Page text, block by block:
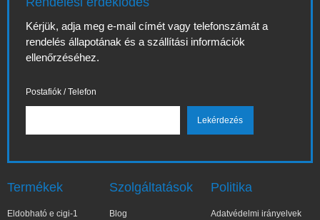
Kérjük, adja meg e-mail címét vagy telefonszámát a
rendelés állapotának és a szállítási információk
ellenőrzéséhez.
Postafiók / Telefon
Termékek
Eldobható e cigi-1
Szolgáltatások
Blog
Politika
Adatvédelmi irányelvek